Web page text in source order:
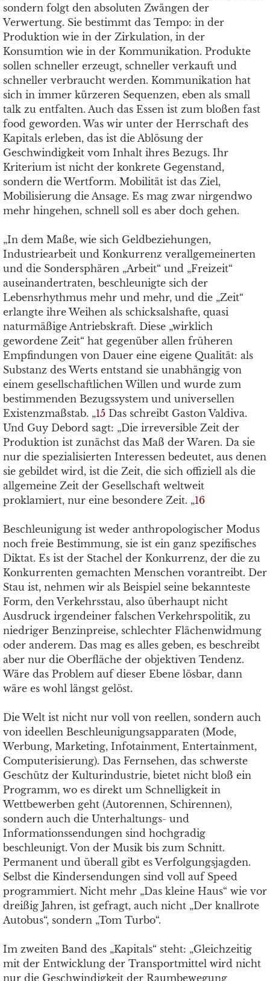
sondern folgt den absoluten Zwängen der
Verwertung. Sie bestimmt das Tempo: in der
Produktion wie in der Zirkulation, in der
Konsumtion wie in der Kommunikation. Produkte
sollen schneller erzeugt, schneller verkauft und
schneller verbraucht werden. Kommunikation hat
sich in immer kürzeren Sequenzen, eben als small
talk zu entfalten. Auch das Essen ist zum bloßen fast
food geworden. Was wir unter der Herrschaft des
Kapitals erleben, das ist die Ablösung der
Geschwindigkeit vom Inhalt ihres Bezugs. Ihr
Kriterium ist nicht der konkrete Gegenstand,
sondern die Wertform. Mobilität ist das Ziel,
Mobilisierung die Ansage. Es mag zwar nirgendwo
mehr hingehen, schnell soll es aber doch gehen.
„In dem Maße, wie sich Geldbeziehungen,
Industriearbeit und Konkurrenz verallgemeinerten
und die Sondersphären „Arbeit“ und „Freizeit“
auseinandertraten, beschleunigte sich der
Lebensrhythmus mehr und mehr, und die „Zeit“
erlangte ihre Weihen als schicksalshafte, quasi
naturmäßige Antriebskraft. Diese „wirklich
gewordene Zeit“ hat gegenüber allen früheren
Empfindungen von Dauer eine eigene Qualität: als
Substanz des Werts entstand sie unabhängig von
einem gesellschaftlichen Willen und wurde zum
bestimmenden Bezugssystem und universellen
Existenzmaßstab. „15 Das schreibt Gaston Valdiva.
Und Guy Debord sagt: „Die irreversible Zeit der
Produktion ist zunächst das Maß der Waren. Da sie
nur die spezialisierten Interessen bedeutet, aus denen
sie gebildet wird, ist die Zeit, die sich offiziell als die
allgemeine Zeit der Gesellschaft weltweit
proklamiert, nur eine besondere Zeit. „16
Beschleunigung ist weder anthropologischer Modus
noch freie Bestimmung, sie ist ein ganz spezifisches
Diktat. Es ist der Stachel der Konkurrenz, der die zu
Konkurrenten gemachten Menschen vorantreibt. Der
Stau ist, nehmen wir als Beispiel seine bekannteste
Form, den Verkehrsstau, also überhaupt nicht
Ausdruck irgendeiner falschen Verkehrspolitik, zu
niedriger Benzinpreise, schlechter Flächenwidmung
oder anderem. Das mag es alles geben, es beschreibt
aber nur die Oberfläche der objektiven Tendenz.
Wäre das Problem auf dieser Ebene lösbar, dann
wäre es wohl längst gelöst.
Die Welt ist nicht nur voll von reellen, sondern auch
von ideellen Beschleunigungsapparaten (Mode,
Werbung, Marketing, Infotainment, Entertainment,
Computerisierung). Das Fernsehen, das schwerste
Geschütz der Kulturindustrie, bietet nicht bloß ein
Programm, wo es direkt um Schnelligkeit in
Wettbewerben geht (Autorennen, Schirennen),
sondern auch die Unterhaltungs- und
Informationssendungen sind hochgradig
beschleunigt. Von der Musik bis zum Schnitt.
Permanent und überall gibt es Verfolgungsjagden.
Selbst die Kindersendungen sind voll auf Speed
programmiert. Nicht mehr „Das kleine Haus“ wie vor
dreißig Jahren, ist gefragt, auch nicht „Der knallrote
Autobus“, sondern „Tom Turbo“.
Im zweiten Band des „Kapitals“ steht: „Gleichzeitig
mit der Entwicklung der Transportmittel wird nicht
nur die Geschwindigkeit der Raumbewegung